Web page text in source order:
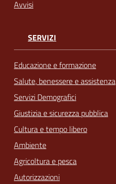
Avvisi
SERVIZI
Educazione e formazione
Salute, benessere e assistenza
Servizi Demografici
Giustizia e sicurezza pubblica
Cultura e tempo libero
Ambiente
Agricoltura e pesca
Autorizzazioni